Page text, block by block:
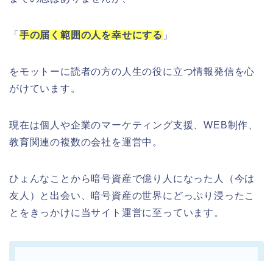
「 手の届く範囲の人を幸せにする 」
をモットーに読者の方の人生の役に立つ情報発信を心
がけています。
現在は個人や企業のマーケティング支援、WEB制作、
教育関連の複数の会社を運営中。
ひょんなことから暗号資産で億り人になった人（今は
友人）と出会い、暗号資産の世界にどっぷり浸ったこ
とをきっかけに当サイト運営に至っています。